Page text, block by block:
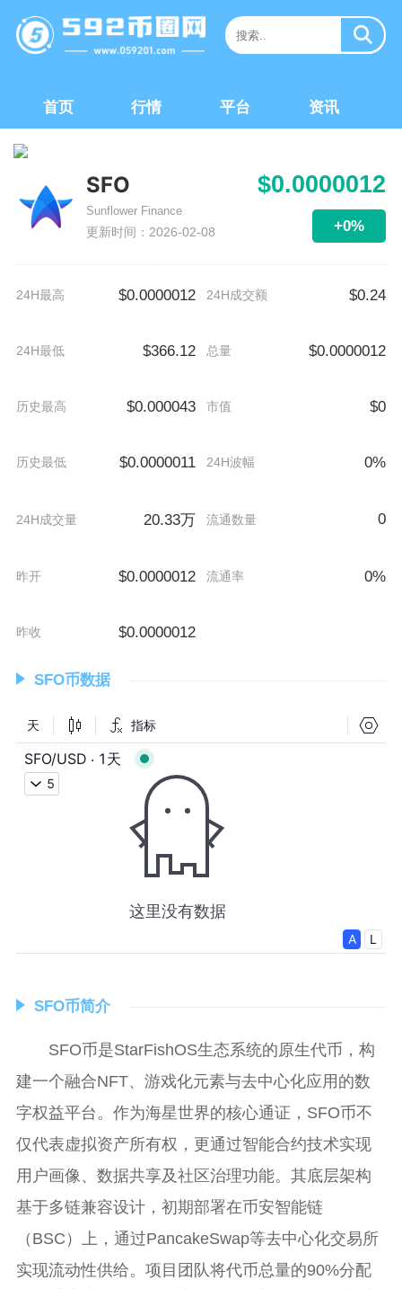
首页 行情 平台 资讯
SFO
Sunflower Finance
更新时间：2026-02-08
$0.0000012
+0%
24H最高 $0.0000012 24H成交额 $0.24
24H最低 $366.12 总量 $0.0000012
历史最高 $0.000043 市值 $0
历史最低 $0.0000011 24H波幅 0%
24H成交量 20.33万 流通数量 0
昨开 $0.0000012 流通率 0%
昨收 $0.0000012
SFO币数据
SFO币简介
SFO币是StarFishOS生态系统的原生代币，构
建一个融合NFT、游戏化元素与去中心化应用的数
字权益平台。作为海星世界的核心通证，SFO币不
仅代表虚拟资产所有权，更通过智能合约技术实现
用户画像、数据共享及社区治理功能。其底层架构
基于多链兼容设计，初期部署在币安智能链
（BSC）上，通过PancakeSwap等去中心化交易所
实现流动性供给。项目团队将代币总量的90%分配